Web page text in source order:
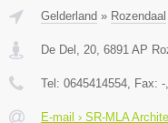
Gelderland » Rozendaal
De Del, 20, 6891 AP
Tel: 0645414554, Fax: -
E-mail › SR-MLA